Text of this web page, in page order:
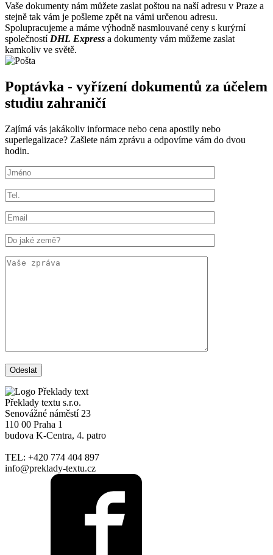
Vaše dokumenty nám můžete zaslat poštou na naší adresu v Praze a
stejně tak vám je pošleme zpět na vámi určenou adresu.
Spolupracujeme a máme výhodně nasmlouvané ceny s kurýrní
společností DHL Express a dokumenty vám můžeme zaslat
kamkoliv ve světě.
Poptávka - vyřízení dokumentů za účelem
studiu zahraničí
Zajímá vás jakákoliv informace nebo cena apostily nebo
superlegalizace? Zašlete nám zprávu a odpovíme vám do dvou
hodin.
Překlady textu s.r.o.
Senovážné náměstí 23
110 00 Praha 1
budova K-Centra, 4. patro
TEL: +420 774 404 897
info@preklady-textu.cz